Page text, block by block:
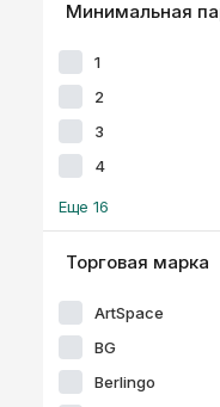
Минимальная
1
2
3
4
Еще 16
Торговая марка
ArtSpace
BG
Berlingo